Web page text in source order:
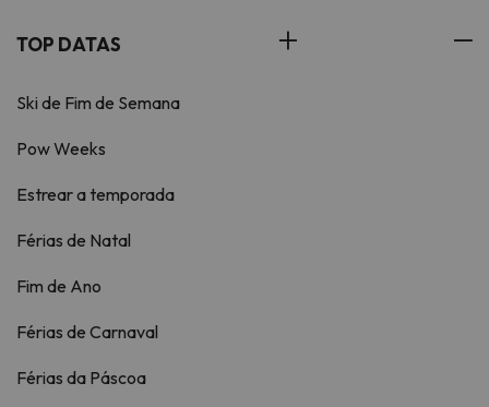
TOP DATAS
Ski de Fim de Semana
Pow Weeks
Estrear a temporada
Férias de Natal
Fim de Ano
Férias de Carnaval
Férias da Páscoa